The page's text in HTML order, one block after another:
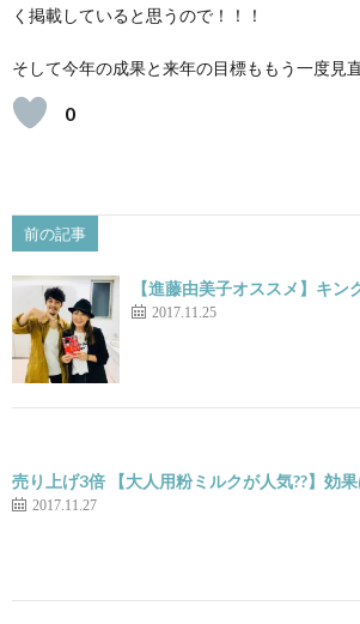
く掲載していると思うので！！！
そして今年の成果と来年の目標ももう一度見
0
前の記事
【進藤由美子オススメ】キ
2017.11.25
売り上げ3倍 【大人用粉ミルクが人気??】効果
2017.11.27